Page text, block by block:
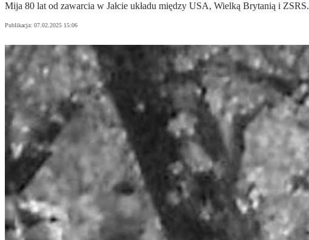
Mija 80 lat od zawarcia w Jałcie układu między USA, Wielką Brytanią i ZSRS.
Publikacja: 07.02.2025 15:06